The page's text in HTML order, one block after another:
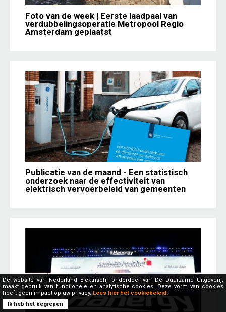
Foto van de week | Eerste laadpaal van
verdubbelingsoperatie Metropool Regio
Amsterdam geplaatst
Publicatie van de maand - Een statistisch
onderzoek naar de effectiviteit van
elektrisch vervoerbeleid van gemeenten
De website van Nederland Elektrisch, onderdeel van Dé Duurzame Uitgeverij,
maakt gebruik van functionele en analytische cookies. Deze vorm van cookies
heeft geen impact op uw privacy. Lees hier het cookiebeleid.
Ik heb het begrepen